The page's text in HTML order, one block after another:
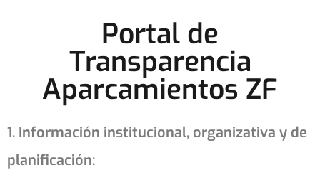
Portal de
Transparencia
Aparcamientos ZF
1. Información institucional, organizativa y de
planificación: